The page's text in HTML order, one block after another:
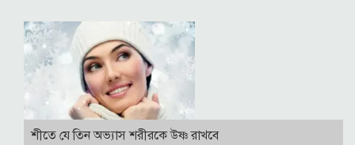
শীতে যে তিন অভ্যাস শরীরকে উষ্ণ রাখবে